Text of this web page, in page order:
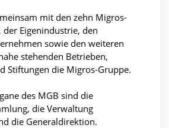
mit den zehn Migros-
der Eigenindustrie, den
sowie den weiteren
stehenden Betrieben,
Stiftungen die Migros-Gruppe.
des MGB sind die
die Verwaltung
die Generaldirektion.